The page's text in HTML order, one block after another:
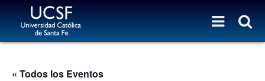
« Todos los Eventos